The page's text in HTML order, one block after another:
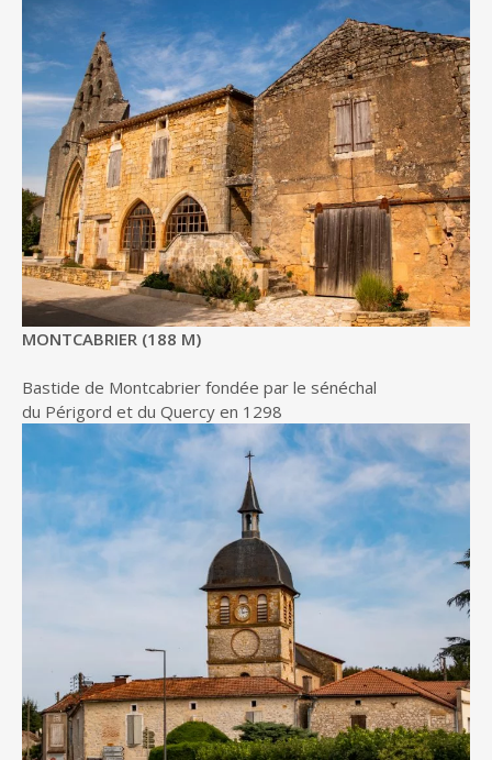
MONTCABRIER (188 M)
Bastide de Montcabrier fondée par le sénéchal
du Périgord et du Quercy en 1298